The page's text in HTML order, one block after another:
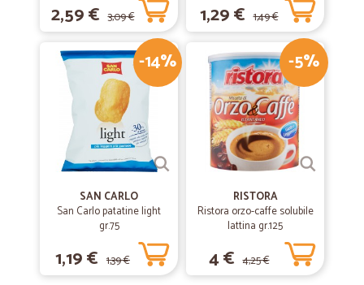
2,59 € 3,09 € 1,29 € 1,49 €
-14%
SAN CARLO
San Carlo patatine light
gr.75
1,19 € 1,39 €
-5%
RISTORA
Ristora orzo-caffe solubile
lattina gr.125
4 € 4,25 €